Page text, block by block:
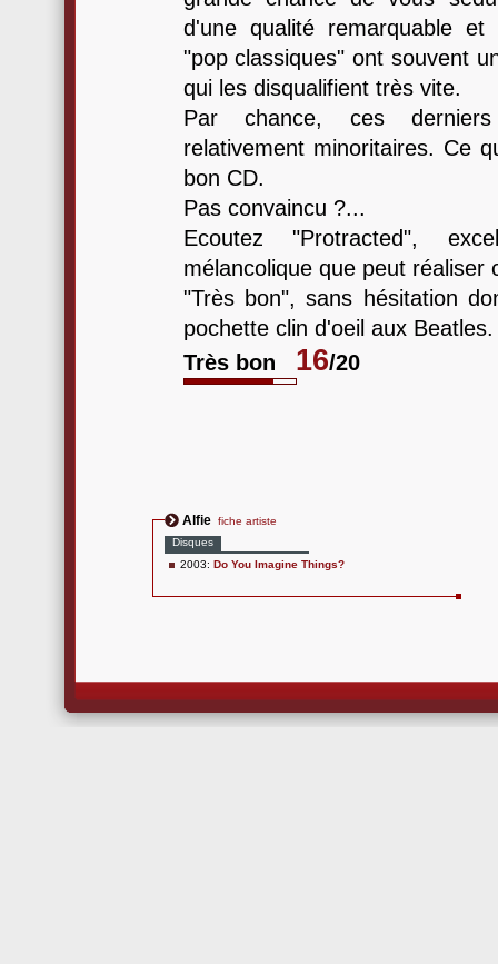
d'une qualité remarquable
"pop classiques" ont souvent
qui les disqualifient très vite.
Par chance, ces
relativement minoritaires. Ce
bon CD.
Pas convaincu ?...
Ecoutez "Protracted",
mélancolique que peut réaliser
"Très bon", sans hésitation
pochette clin d'oeil aux Beatles.
Très bon
16/20
Alfie fiche artiste
Disques
2003: Do You Imagine Things?